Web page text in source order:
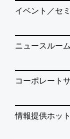
イベント／セ
ニュースルーム
コーポレート
情報提供ホッ